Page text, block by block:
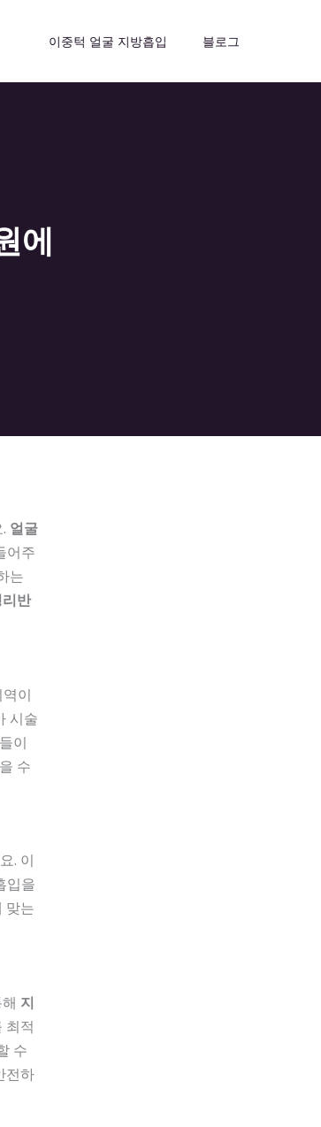
이중턱 얼굴 지방흡입 블로그
에
얼굴
어주
는
반
이
시술
이
수
. 이
입을
맞는
지
최적
수
전하